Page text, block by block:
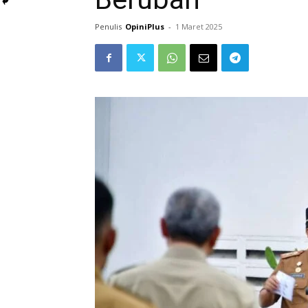
Penulis OpiniPlus - 1 Maret 2025